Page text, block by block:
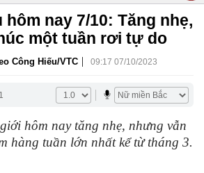
hôm nay 7/10: Tăng nhẹ,
một tuần rơi tự do
Công Hiếu/VTC | 09:17 07/10/2023
hôm nay tăng nhẹ, nhưng vẫn
hàng tuần lớn nhất kể từ tháng 3.